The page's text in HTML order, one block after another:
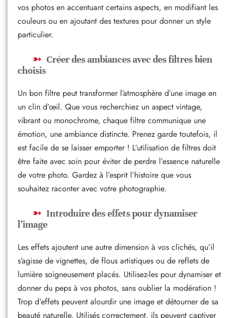
vos photos en accentuant certains aspects, en modifiant les
couleurs ou en ajoutant des textures pour donner un style
particulier.
Créer des ambiances avec des filtres bien
choisis
Un bon filtre peut transformer l’atmosphère d’une image en
un clin d’œil. Que vous recherchiez un aspect vintage,
vibrant ou monochrome, chaque filtre communique une
émotion, une ambiance distincte. Prenez garde toutefois, il
est facile de se laisser emporter ! L’utilisation de filtres doit
être faite avec soin pour éviter de perdre l’essence naturelle
de votre photo. Gardez à l’esprit l’histoire que vous
souhaitez raconter avec votre photographie.
Introduire des effets pour dynamiser
l’image
Les effets ajoutent une autre dimension à vos clichés, qu’il
s’agisse de vignettes, de flous artistiques ou de reflets de
lumière soigneusement placés. Utilisez-les pour dynamiser et
donner du peps à vos photos, sans oublier la modération !
Trop d’effets peuvent alourdir une image et détourner de sa
beauté naturelle. Utilisés correctement, ils peuvent captiver